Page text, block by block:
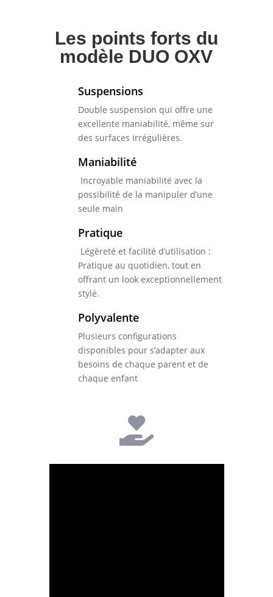
Les points forts du
modèle DUO OXV
Suspensions
Double suspension qui offre une
excellente maniabilité, même sur
des surfaces irrégulières.
Maniabilité
Incroyable maniabilité avec la
possibilité de la manipuler d’une
seule main
Pratique
Légèreté et facilité d’utilisation :
Pratique au quotidien, tout en
offrant un look exceptionnellement
stylé.
Polyvalente
Plusieurs configurations
disponibles pour s’adapter aux
besoins de chaque parent et de
chaque enfant
